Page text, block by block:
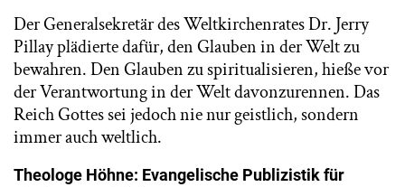
Der Generalsekretär des Weltkirchenrates Dr. Jerry
Pillay plädierte dafür, den Glauben in der Welt zu
bewahren. Den Glauben zu spiritualisieren, hieße vor
der Verantwortung in der Welt davonzurennen. Das
Reich Gottes sei jedoch nie nur geistlich, sondern
immer auch weltlich.
Theologe Höhne: Evangelische Publizistik für